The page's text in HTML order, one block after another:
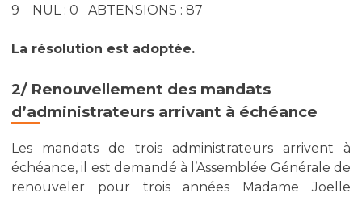
9 NUL : 0 ABTENSIONS : 87
La résolution est adoptée.
2/ Renouvellement des mandats
d’administrateurs arrivant à échéance
Les mandats de trois administrateurs arrivent à
échéance, il est demandé à l’Assemblée Générale de
renouveler pour trois années Madame Joëlle